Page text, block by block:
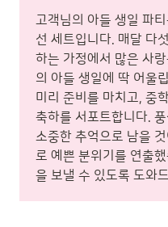
고객님의 아들 생일 파
선 세트입니다. 매달 다
하는 가정에서 많은 사
의 아들 생일에 딱 어울
미리 준비를 마치고, 중
축하를 서포트합니다.
소중한 추억으로 남을
로 예쁜 분위기를 연출
을 보낼 수 있도록 도와